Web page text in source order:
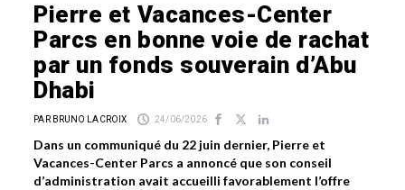
Pierre et Vacances-Center
Parcs en bonne voie de rachat
par un fonds souverain d’Abu
Dhabi
PAR BRUNO LACROIX 24/06/2026
Dans un communiqué du 22 juin dernier, Pierre et
Vacances-Center Parcs a annoncé que son conseil
d’administration avait accueilli favorablement l’offre